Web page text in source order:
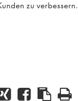
zu verbessern.